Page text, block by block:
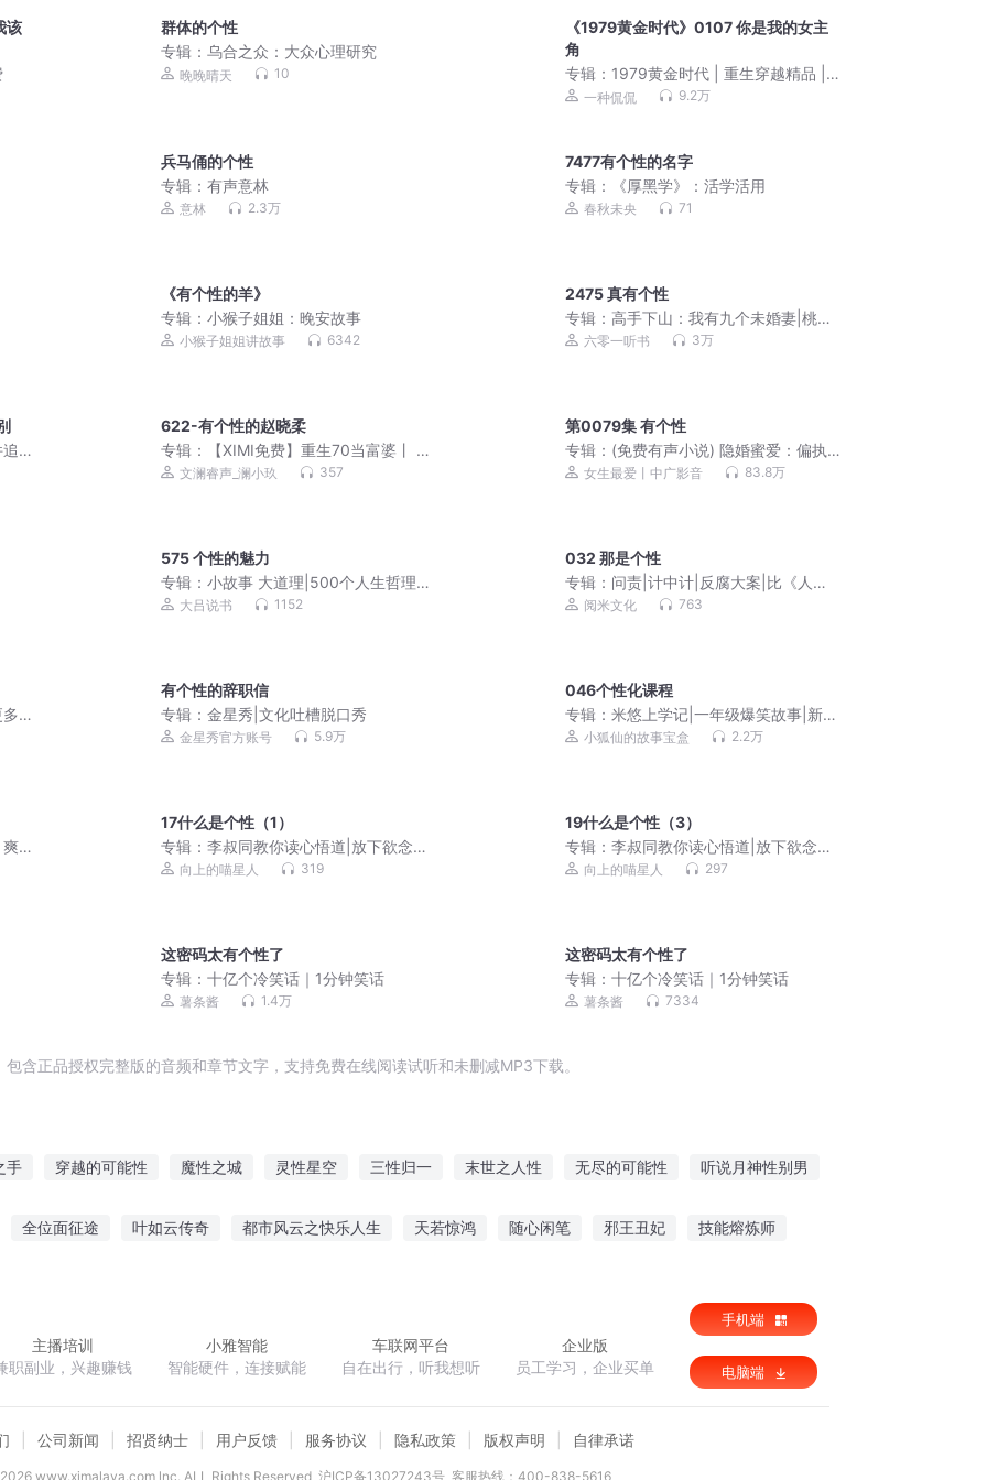
该
群体的个性
专辑：乌合之众：大众心理研究
晚晚晴天 10
《1979黄金时代》0107 你是我的女主
角
专辑： 1979黄金时代 | 重生穿越精品 |
一种侃侃作品 | 多人有声剧
一种侃侃 9.2万
兵马俑的个性
专辑：有声意林
意林 2.3万
7477有个性的名字
专辑：
《厚黑学》：活学活用
春秋未央 71
《有个性的羊》
专辑：小猴子姐姐：晚安故事
小猴子姐姐讲故事 6342
2475 真有个性
专辑： 高手下山：我有九个未婚妻|桃运
爽文|美女如云|偷香
六零一听书 3万
622-有个性的赵晓柔
专辑：
【XIMI免费】重生70当富婆丨 炮
灰逆袭爽炸天
文澜睿声_澜小玖 357
第0079集 有个性
专辑： (免费有声小说) 隐婚蜜爱：偏执
老公宠上瘾（爆更！）
女生最爱丨中广影音 83.8万
575 个性的魅力
专辑：小故事 大道理|500个人生哲理和
处世智慧 助你提升格局
大吕说书 1152
032 那是个性
专辑： 问责|计中计|反腐大案|比《人民
的名义》更真实露骨
阅米文化 763
有个性的辞职信
专辑：金星秀|文化吐槽脱口秀
金星秀官方账号 5.9万
046个性化课程
专辑：米悠上学记|一年级爆笑故事|新生
爸妈别焦虑
小狐仙的故事宝盒 2.2万
爽
17什么是个性（1）
专辑：李叔同教你读心悟道|放下欲念，
修一颗清净心
向上的喵星人 319
19什么是个性（3）
专辑：李叔同教你读心悟道|放下欲念，
修一颗清净心
向上的喵星人 297
这密码太有个性了
专辑：十亿个冷笑话｜1分钟笑话
薯条酱 1.4万
这密码太有个性了
专辑：十亿个冷笑话｜1分钟笑话
薯条酱 7334
含正品授权完整版的音频和章节文字，支持免费在线阅读试听和未删减MP3下载。
手 穿越的可能性 魔性之城 灵性星空 三性归一 末世之人性 无尽的可能性 听说月神性别男
全位面征途 叶如云传奇 都市风云之快乐人生 天若惊鸿 随心闲笔 邪王丑妃 技能熔炼师
主播培训
职副业，兴趣赚钱
小雅智能
智能硬件，连接赋能
车联网平台
自在出行，听我想听
企业版
员工学习，企业买单
手机端
电脑端
公司新闻 招贤纳士 用户反馈 服务协议 隐私政策 版权声明 自律承诺
2026www.ximalaya.com lnc. ALL Rights Reserved 沪ICP备13027243号 客服热线：400-838-5616